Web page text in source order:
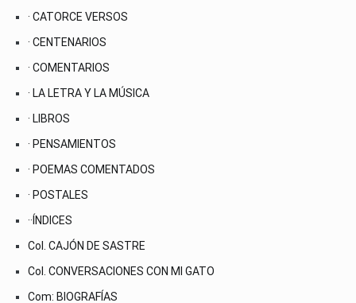
· CATORCE VERSOS
· CENTENARIOS
· COMENTARIOS
· LA LETRA Y LA MÚSICA
· LIBROS
· PENSAMIENTOS
· POEMAS COMENTADOS
· POSTALES
··ÍNDICES
Col. CAJÓN DE SASTRE
Col. CONVERSACIONES CON MI GATO
Com: BIOGRAFÍAS